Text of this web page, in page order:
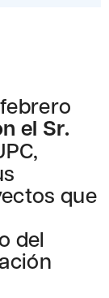
el Sr.
que
del